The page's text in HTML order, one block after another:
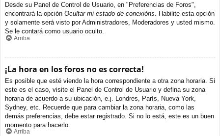
Desde su Panel de Control de Usuario, en "Preferencias de Foros",
encontrará la opción Ocultar mi estado de conexións. Habilite esta opción
y solamente será visto por Administradores, Moderadores y usted mismo.
Se le contará como usuario oculto.
Arriba
¡La hora en los foros no es correcta!
Es posible que esté viendo la hora correspondiente a otra zona horaria. Si
este es el caso, visite el Panel de Control de Usuario y defina su zona
horaria de acuerdo a su ubicación, e.j. Londres, París, Nueva York,
Sydney, etc. Recuerde que para cambiar la zona horaria, como las
demás preferencias, debe estar registrado. Si no lo está, este es un buen
momento para hacerlo.
Arriba